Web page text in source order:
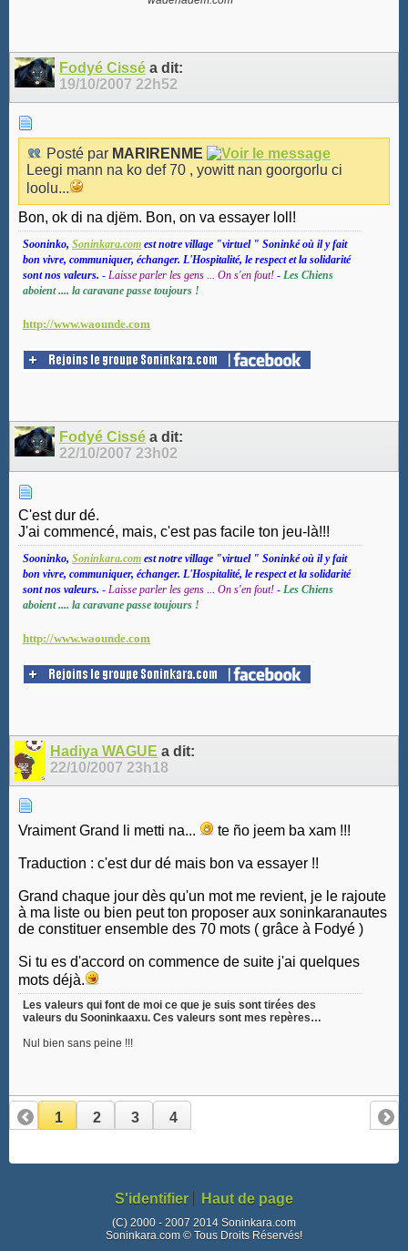
Fodyé Cissé a dit:
19/10/2007 22h52
Posté par MARIRENME
Leegi mann na ko def 70 , yowitt nan goorgorlu ci
loolu...
Bon, ok di na djëm. Bon, on va essayer loll!
Sooninko, Soninkara.com est notre village "virtuel " Soninké où il y fait
bon vivre, communiquer, échanger. L'Hospitalité, le respect et la solidarité
sont nos valeurs. - Laisse parler les gens ... On s'en fout! - Les Chiens
aboient .... la caravane passe toujours !
http://www.waounde.com
Fodyé Cissé a dit:
22/10/2007 23h02
C'est dur dé.
J'ai commencé, mais, c'est pas facile ton jeu-là!!!
Sooninko, Soninkara.com est notre village "virtuel " Soninké où il y fait
bon vivre, communiquer, échanger. L'Hospitalité, le respect et la solidarité
sont nos valeurs. - Laisse parler les gens ... On s'en fout! - Les Chiens
aboient .... la caravane passe toujours !
http://www.waounde.com
Hadiya WAGUE a dit:
22/10/200723h18
Vraiment Grand li metti na... te ño jeem ba xam !!!
Traduction : c'est dur dé mais bon va essayer !!
Grand chaque jour dès qu'un mot me revient, je le rajoute
à ma liste ou bien peut ton proposer aux soninkaranautes
de constituer ensemble des 70 mots ( grâce à Fodyé )
Si tu es d'accord on commence de suite j'ai quelques
mots déjà.
Les valeurs qui font de moi ce que je suis sont tirées des
valeurs du Sooninkaaxu. Ces valeurs sont mes repères…
Nul bien sans peine !!!
1 2 3 4
S'identifier Haut de page
(C) 2000 - 2007 2014 Soninkara.com
Soninkara.com © Tous Droits Réservés!